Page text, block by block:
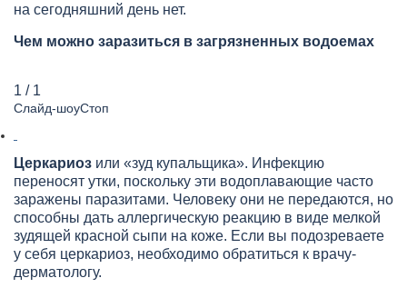
на сегодняшний день нет.
Чем можно заразиться в загрязненных водоемах
1 / 1
Слайд-шоуСтоп
Церкариоз или «зуд купальщика». Инфекцию
переносят утки, поскольку эти водоплавающие часто
заражены паразитами. Человеку они не передаются, но
способны дать аллергическую реакцию в виде мелкой
зудящей красной сыпи на коже. Если вы подозреваете
у себя церкариоз, необходимо обратиться к врачу-
дерматологу.